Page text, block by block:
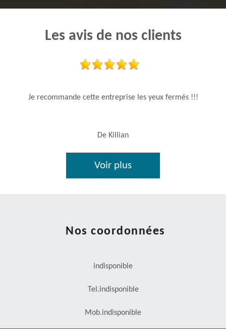
Les avis de nos clients
Je recommande cette entreprise les yeux fermés !!!
De Killian
Voir plus
Nos coordonnées
indisponible
Tel.indisponible
Mob.indisponible